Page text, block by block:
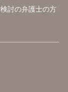
討の弁護士の方